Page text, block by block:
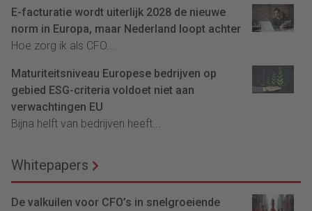
E-facturatie wordt uiterlijk 2028 de nieuwe
norm in Europa, maar Nederland loopt achter
Hoe zorg ik als CFO...
Maturiteitsniveau Europese bedrijven op
gebied ESG-criteria voldoet niet aan
verwachtingen EU
Bijna helft van bedrijven heeft...
Whitepapers
De valkuilen voor CFO’s in snelgroeiende